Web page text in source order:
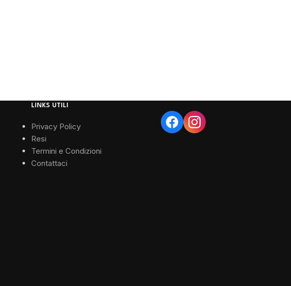
LINKS UTILI
Privacy Policy
Resi
Termini e Condizioni
Contattaci